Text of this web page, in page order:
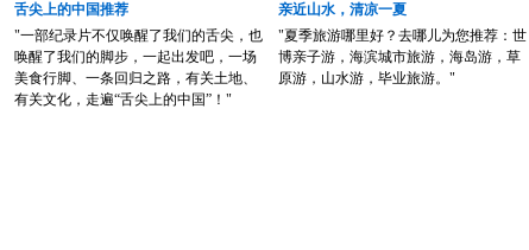
舌尖上的中国推荐
"一部纪录片不仅唤醒了我们的舌尖，也
唤醒了我们的脚步，一起出发吧，一场
美食行脚、一条回归之路，有关土地、
有关文化，走遍“舌尖上的中国”！"
亲近山水，清凉一夏
"夏季旅游哪里好？去哪儿为您推荐：世
博亲子游，海滨城市旅游，海岛游，草
原游，山水游，毕业旅游。"